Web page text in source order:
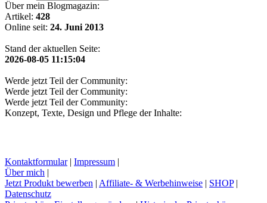
Über mein Blogmagazin:
Artikel: 428
Online seit: 24. Juni 2013
Stand der aktuellen Seite:
2026-08-05 11:15:04
Werde jetzt Teil der Community:
Werde jetzt Teil der Community:
Werde jetzt Teil der Community:
Konzept, Texte, Design und Pflege der Inhalte:
Kontaktformular| Impressum |
Über mich |
Jetzt Produkt bewerben | Affiliate- & Werbehinweise | SHOP|
Datenschutz